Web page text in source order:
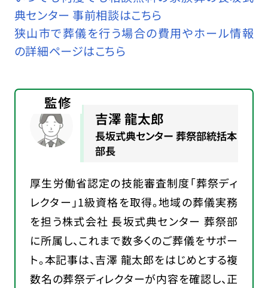
典センター 事前相談はこちら
狭山市で葬儀を行う場合の費用やホール情報
の詳細ページはこちら
監修
吉澤 龍太郎
長坂式典センター 葬祭部統括本
部長
厚生労働省認定の技能審査制度「葬祭ディ
レクター」1級資格を取得。地域の葬儀実務
を担う株式会社 長坂式典センター 葬祭部
に所属し、これまで数多くのご葬儀をサポー
ト。本記事は、吉澤 龍太郎をはじめとする複
数名の葬祭ディレクターが内容を確認し、正